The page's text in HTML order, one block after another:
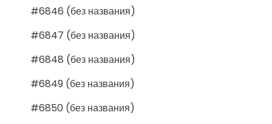
#6846 (без названия)
#6847 (без названия)
#6848 (без названия)
#6849 (без названия)
#6850 (без названия)